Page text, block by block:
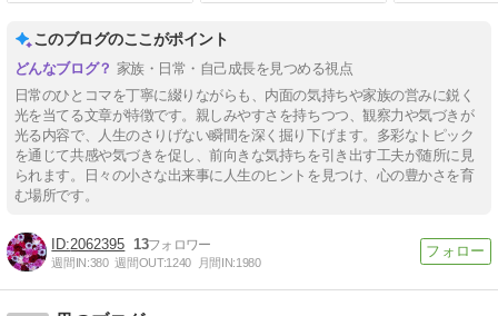
このブログのここがポイント
家族・日常・自己成長を見つめる視点
日常のひとコマを丁寧に綴りながらも、内面の気持ちや家族の営みに鋭く
光を当てる文章が特徴です。親しみやすさを持ちつつ、観察力や気づきが
光る内容で、人生のさりげない瞬間を深く掘り下げます。多彩なトピック
を通じて共感や気づきを促し、前向きな気持ちを引き出す工夫が随所に見
られます。日々の小さな出来事に人生のヒントを見つけ、心の豊かさを育
む場所です。
2062395 13
週間IN:380 週間OUT:1240 月間IN:1980